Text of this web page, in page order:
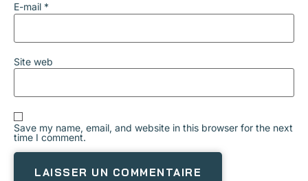
E-mail *
Site web
Save my name, email, and website in this browser for the next
time I comment.